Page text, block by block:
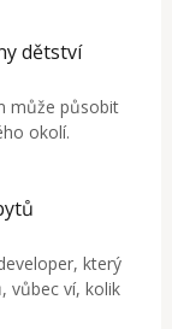
dětství
může působit
okolí.
který
vůbec ví, kolik